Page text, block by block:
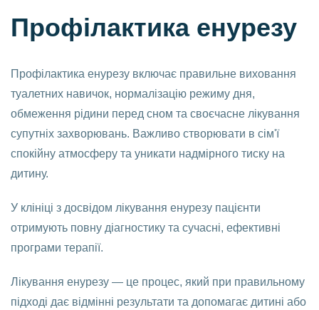
Профілактика енурезу
Профілактика енурезу включає правильне виховання
туалетних навичок, нормалізацію режиму дня,
обмеження рідини перед сном та своєчасне лікування
супутніх захворювань. Важливо створювати в сім'ї
спокійну атмосферу та уникати надмірного тиску на
дитину.
У клініці з досвідом лікування енурезу пацієнти
отримують повну діагностику та сучасні, ефективні
програми терапії.
Лікування енурезу — це процес, який при правильному
підході дає відмінні результати та допомагає дитині або